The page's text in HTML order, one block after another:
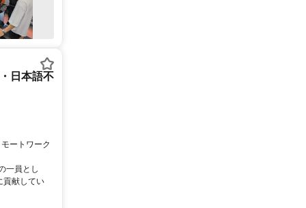
日本語不
ートワーク
一員とし
貢献してい